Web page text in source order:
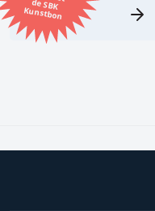
Kunstbon
Kunstenaar